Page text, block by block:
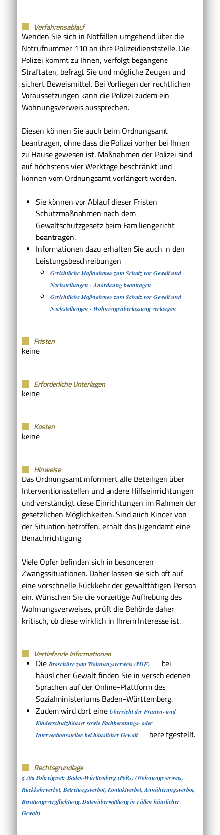
Verfahrensablauf
Wenden Sie sich in Notfällen umgehend über die
Notrufnummer 110 an ihre Polizeidienststelle. Die
Polizei kommt zu Ihnen, verfolgt begangene
Straftaten, befragt Sie und mögliche Zeugen und
sichert Beweismittel. Bei Vorliegen der rechtlichen
Voraussetzungen kann die Polizei zudem ein
Wohnungsverweis aussprechen.
Diesen können Sie auch beim Ordnungsamt
beantragen, ohne dass die Polizei vorher bei Ihnen
zu Hause gewesen ist. Maßnahmen der Polizei sind
auf höchstens vier Werktage beschränkt und
können vom Ordnungsamt verlängert werden.
Sie können vor Ablauf dieser Fristen
Schutzmaßnahmen nach dem
Gewaltschutzgesetz beim Familiengericht
beantragen.
Informationen dazu erhalten Sie auch in den
Leistungsbeschreibungen
Gerichtliche Maßnahmen zum Schutz vor Gewalt und
Nachstellungen - Anordnung beantragen
Gerichtliche Maßnahmen zum Schutz vor Gewalt und
Nachstellungen - Wohnungsüberlassung verlangen
Fristen
keine
Erforderliche Unterlagen
keine
Kosten
keine
Hinweise
Das Ordnungsamt informiert alle Beteiligen über
Interventionsstellen und andere Hilfseinrichtungen
und verständigt diese Einrichtungen im Rahmen der
gesetzlichen Möglichkeiten. Sind auch Kinder von
der Situation betroffen, erhält das Jugendamt eine
Benachrichtigung.
Viele Opfer befinden sich in besonderen
Zwangssituationen. Daher lassen sie sich oft auf
eine vorschnelle Rückkehr der gewalttätigen Person
ein. Wünschen Sie die vorzeitige Aufhebung des
Wohnungsverweises, prüft die Behörde daher
kritisch, ob diese wirklich in Ihrem Interesse ist.
Vertiefende Informationen
Die Broschüre zum Wohnungsverweis (PDF)
bei
häuslicher Gewalt finden Sie in verschiedenen
Sprachen auf der Online-Plattform des
Sozialministeriums Baden-Württemberg.
Zudem wird dort eine Übersicht der Frauen- und
Kinderschutzhäuser sowie Fachberatungs- oder
Interventionsstellen bei häuslicher Gewalt
bereitgestellt.
Rechtsgrundlage
§ 30a Polizeigesetz Baden-Württemberg (PolG) (Wohnungsverweis,
Rückkehrverbot, Betretungsverbot, Kontaktverbot, Annäherungsverbot,
Beratungsverpflichtung, Datenübermittlung in Fällen häuslicher
Gewalt)